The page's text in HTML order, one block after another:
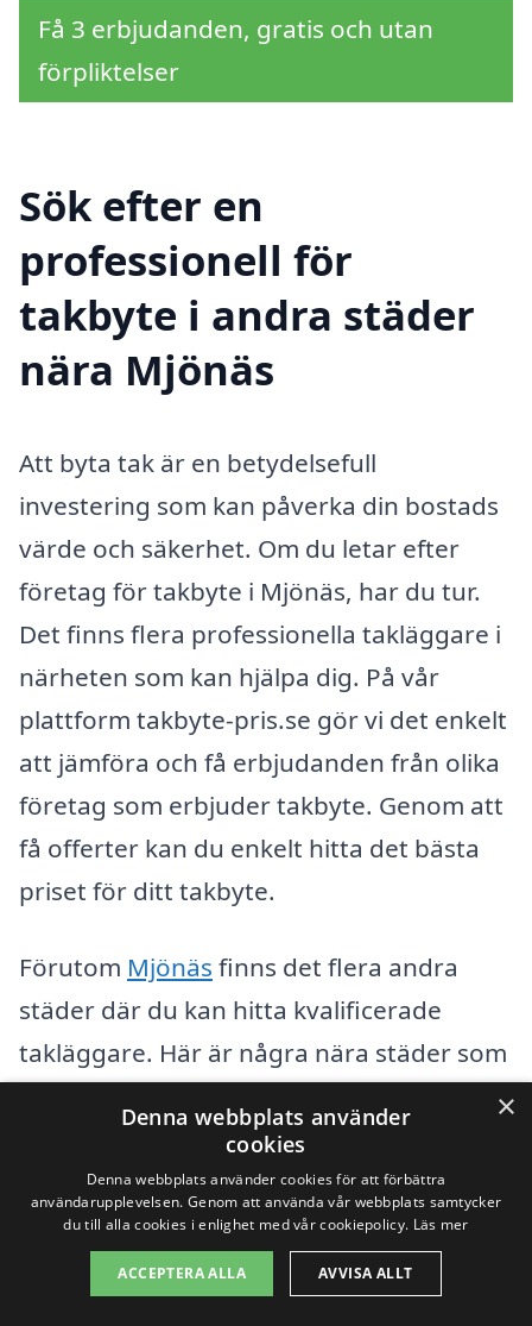
Få 3 erbjudanden, gratis och utan
förpliktelser
Sök efter en
professionell för
takbyte i andra städer
nära Mjönäs
Att byta tak är en betydelsefull
investering som kan påverka din bostads
värde och säkerhet. Om du letar efter
företag för takbyte i Mjönäs, har du tur.
Det finns flera professionella takläggare i
närheten som kan hjälpa dig. På vår
plattform takbyte-pris.se gör vi det enkelt
att jämföra och få erbjudanden från olika
företag som erbjuder takbyte. Genom att
få offerter kan du enkelt hitta det bästa
priset för ditt takbyte.
Förutom Mjönäs finns det flera andra
städer där du kan hitta kvalificerade
takläggare. Här är några nära städer som
Hagfors
Ekshärad
Lesjöfors
×
Denna webbplats använder
cookies
Denna webbplats använder cookies för att förbättra
användarupplevelsen. Genom att använda vår webbplats samtycker
du till alla cookies i enlighet med vår cookiepolicy. Läs mer
ACCEPTERA ALLA AVVISA ALLT